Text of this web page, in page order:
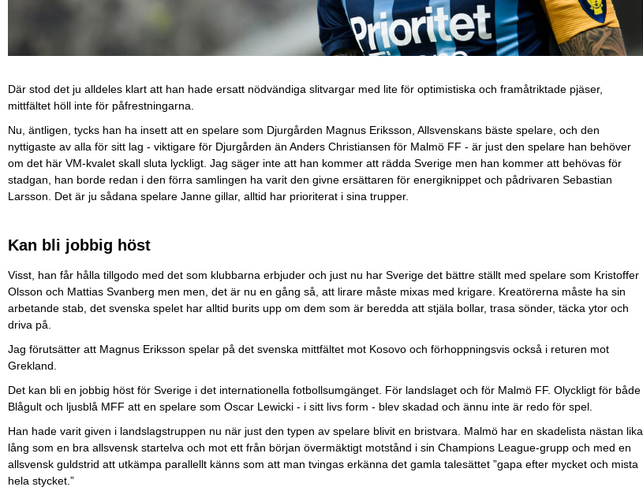
Där stod det ju alldeles klart att han hade ersatt nödvändiga slitvargar med lite för optimistiska och framåtriktade pjäser,
mittfältet höll inte för påfrestningarna.
Nu, äntligen, tycks han ha insett att en spelare som Djurgården Magnus Eriksson, Allsvenskans bäste spelare, och den
nyttigaste av alla för sitt lag - viktigare för Djurgården än Anders Christiansen för Malmö FF - är just den spelare han behöver
om det här VM-kvalet skall sluta lyckligt. Jag säger inte att han kommer att rädda Sverige men han kommer att behövas för
stadgan, han borde redan i den förra samlingen ha varit den givne ersättaren för energiknippet och pådrivaren Sebastian
Larsson. Det är ju sådana spelare Janne gillar, alltid har prioriterat i sina trupper.
Kan bli jobbig höst
Visst, han får hålla tillgodo med det som klubbarna erbjuder och just nu har Sverige det bättre ställt med spelare som Kristoffer
Olsson och Mattias Svanberg men men, det är nu en gång så, att lirare måste mixas med krigare. Kreatörerna måste ha sin
arbetande stab, det svenska spelet har alltid burits upp om dem som är beredda att stjäla bollar, trasa sönder, täcka ytor och
driva på.
Jag förutsätter att Magnus Eriksson spelar på det svenska mittfältet mot Kosovo och förhoppningsvis också i returen mot
Grekland.
Det kan bli en jobbig höst för Sverige i det internationella fotbollsumgänget. För landslaget och för Malmö FF. Olyckligt för både
Blågult och ljusblå MFF att en spelare som Oscar Lewicki - i sitt livs form - blev skadad och ännu inte är redo för spel.
Han hade varit given i landslagstruppen nu när just den typen av spelare blivit en bristvara. Malmö har en skadelista nästan lika
lång som en bra allsvensk startelva och mot ett från början övermäktigt motstånd i sin Champions League-grupp och med en
allsvensk guldstrid att utkämpa parallellt känns som att man tvingas erkänna det gamla talesättet ”gapa efter mycket och mista
hela stycket.”